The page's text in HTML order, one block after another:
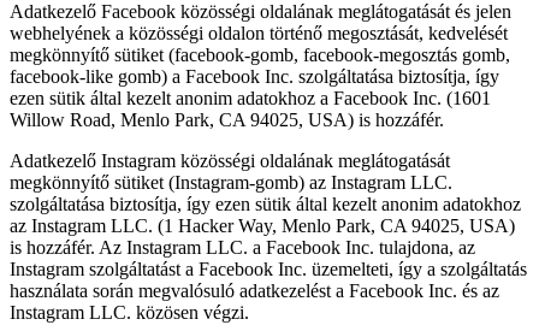
Adatkezelő Facebook közösségi oldalának meglátogatását és jelen
webhelyének a közösségi oldalon történő megosztását, kedvelését
megkönnyítő sütiket (facebook-gomb, facebook-megosztás gomb,
facebook-like gomb) a Facebook Inc. szolgáltatása biztosítja, így
ezen sütik által kezelt anonim adatokhoz a Facebook Inc. (1601
Willow Road, Menlo Park, CA 94025, USA) is hozzáfér.
Adatkezelő Instagram közösségi oldalának meglátogatását
megkönnyítő sütiket (Instagram-gomb) az Instagram LLC.
szolgáltatása biztosítja, így ezen sütik által kezelt anonim adatokhoz
az Instagram LLC. (1 Hacker Way, Menlo Park, CA 94025, USA)
is hozzáfér. Az Instagram LLC. a Facebook Inc. tulajdona, az
Instagram szolgáltatást a Facebook Inc. üzemelteti, így a szolgáltatás
használata során megvalósuló adatkezelést a Facebook Inc. és az
Instagram LLC. közösen végzi.